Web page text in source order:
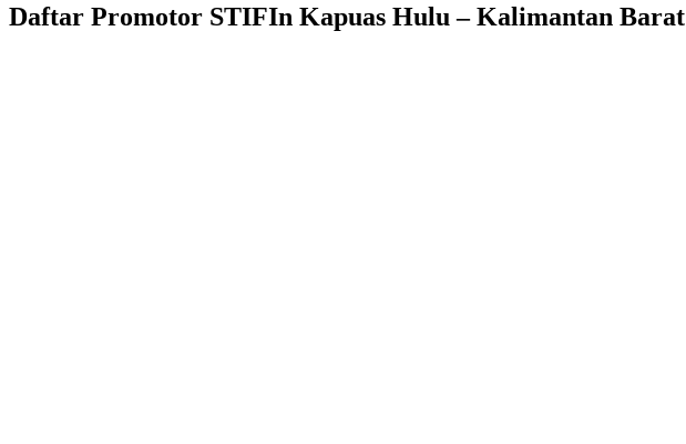
Daftar Promotor STIFIn Kapuas Hulu – Kalimantan Barat